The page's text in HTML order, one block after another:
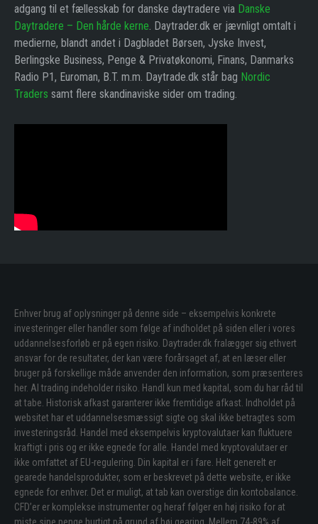
adgang til et fællesskab for danske daytradere via Danske
Daytradere – Den hårde kerne. Daytrader.dk er jævnligt omtalt i
medierne, blandt andet i Dagbladet Børsen, Jyske Invest,
Berlingske Business, Penge & Privatøkonomi, Finans, Danmarks
Radio P1, Euroman, B.T. m.m. Daytrade.dk står bag Nordic
Traders samt flere skandinaviske sider om trading.
Enhver brug af oplysninger på denne side – eksempelvis konkrete
investeringer eller handler som følge af indholdet på siden eller i vores
uddannelsesforløb er på egen risiko. Daytrader.dk fralægger sig ethvert
ansvar for de resultater, der kan være forårsaget af, at en læser eller
bruger på forskellige måde anvender den information, som præsenteres
her. Al trading indeholder risiko. Handl kun med kapital, som du har råd til
at tabe. Historisk afkast garanterer ikke fremtidige afkast. Indholdet på
websitet har et uddannelsesmæssigt sigte og skal ikke betragtes som
investeringsråd. Handel med eksempelvis kryptovalutaer kan fluktuere
kraftigt i pris og er ikke egnede for alle. Handel med kryptovalutaer er
ikke omfattet af EU-regulering. Din kapital er i fare. Helt generelt er
gearede handelsprodukter, som er beskrevet på dette website, er ikke
egnede for enhver. Det er muligt, at tab kan overstige din kontobalance.
CFD’er er komplekse instrumenter og heraf følger en høj risiko for at